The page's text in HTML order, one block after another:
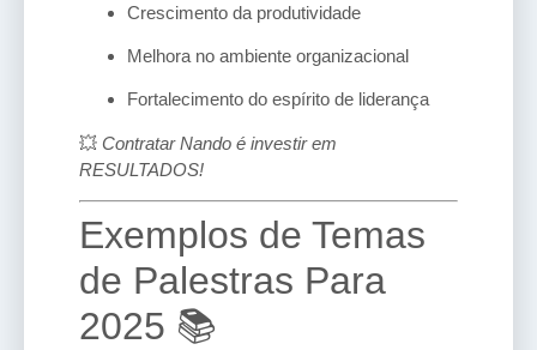
Crescimento da produtividade
Melhora no ambiente organizacional
Fortalecimento do espírito de liderança
💥 Contratar Nando é investir em
RESULTADOS!
Exemplos de Temas
de Palestras Para
2025 📚